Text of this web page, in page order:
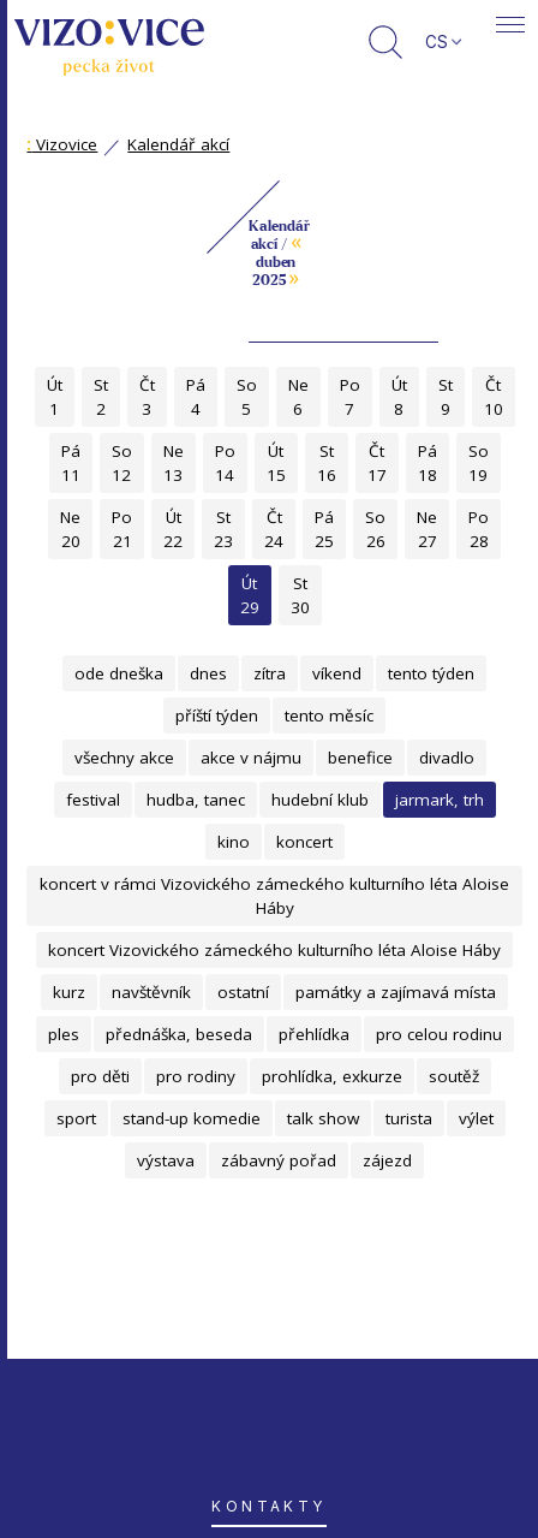
CS
: Vizovice Kalendář akcí
Kalendář
akcí / «
duben
2025»
Út
1
St
2
Čt
3
Pá
4
So
5
Ne
6
Po
7
Út
8
St
9
Čt
10
Pá
11
So
12
Ne
13
Po
14
Út
15
St
16
Čt
17
Pá
18
So
19
Ne
20
Po
21
Út
22
St
23
Čt
24
Pá
25
So
26
Ne
27
Po
28
Út
29
St
30
ode dneška dnes zítra víkend
tento týden
příští týden
tento měsíc
všechny akce
akce v nájmu benefice
divadlo
festival
hudba, tanec hudební klub
jarmark, trh
kino
koncert
koncert v rámci Vizovického zámeckého kulturního léta Aloise
Háby
koncert Vizovického zámeckého kulturního léta Aloise Háby
kurz
navštěvník ostatní
památky a zajímavá místa
ples
přednáška, beseda přehlídka
pro celou rodinu
pro děti
pro rodiny prohlídka, exkurze
soutěž
sport
stand-up komedie talk show turista
výlet
výstava
zábavný pořad zájezd
KONTAKTY